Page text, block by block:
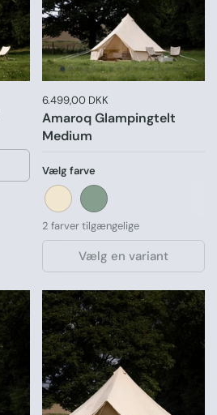
Pris:
6.499,00 DKK
Amaroq Glampingtelt
Medium
Vælg farve
Sand Grøn
2 farver tilgængelige
Vælg en variant